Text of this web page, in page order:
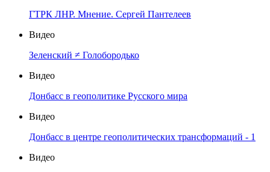
ГТРК ЛНР. Мнение. Сергей Пантелеев
Видео
Зеленский ≠ Голобородько
Видео
Донбасс в геополитике Русского мира
Видео
Донбасс в центре геополитических трансформаций - 1
Видео